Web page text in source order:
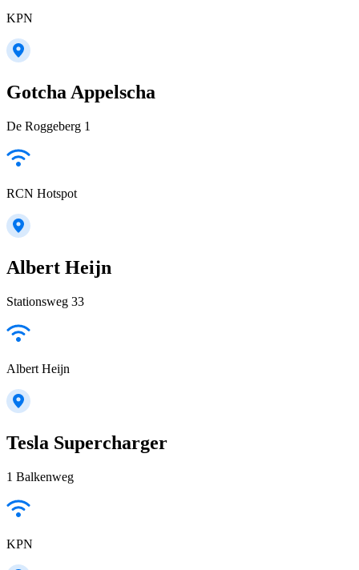
KPN
Gotcha Appelscha
De Roggeberg 1
RCN Hotspot
Albert Heijn
Stationsweg 33
Albert Heijn
Tesla Supercharger
1 Balkenweg
KPN